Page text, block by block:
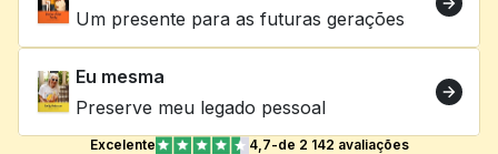
Um presente para as futuras gerações
Eu mesma
Preserve meu legado pessoal
Excelente 4,7-de 2 142 avaliações